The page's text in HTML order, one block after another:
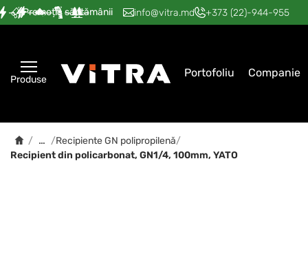
Promoția săptămânii
— — — — — info@vitra.md +373 (22)-944-955
Produse Portofoliu Companie
/ … /Recipiente GN polipropilenă/
Recipient din policarbonat, GN1/4, 100mm, YATO